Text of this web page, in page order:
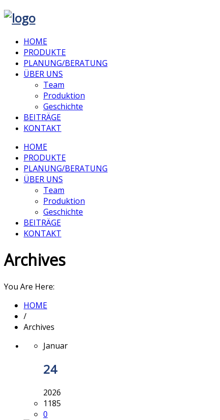
HOME
PRODUKTE
PLANUNG/BERATUNG
ÜBER UNS
Team
Produktion
Geschichte
BEITRÄGE
KONTAKT
HOME
PRODUKTE
PLANUNG/BERATUNG
ÜBER UNS
Team
Produktion
Geschichte
BEITRÄGE
KONTAKT
Archives
You Are Here:
HOME
/
Archives
Januar
24
2026
1185
0